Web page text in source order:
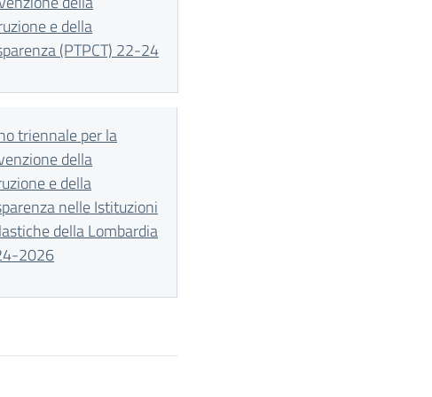
e della
(PTPCT) 22-24
triennale per la
della
e della
nelle Istituzioni
della Lombardia
2026